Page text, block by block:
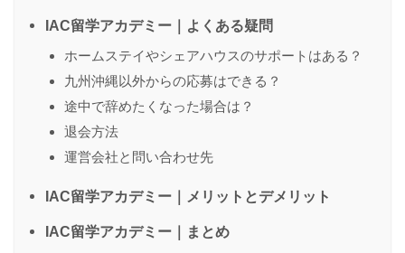
IAC留学アカデミー｜よくある疑問
ホームステイやシェアハウスのサポートはある？
九州沖縄以外からの応募はできる？
途中で辞めたくなった場合は？
退会方法
運営会社と問い合わせ先
IAC留学アカデミー｜メリットとデメリット
IAC留学アカデミー｜まとめ